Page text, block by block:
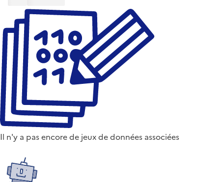
Il n'y a pas encore de jeux de données associées